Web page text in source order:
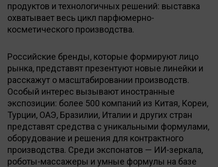
продуктов и технологичных решений: выставка
охватывает весь цикл парфюмерно-
косметического производства.
Российские бренды, которые формируют лицо
рынка, представят презентуют новые линейки и
расскажут о масштабировании производств.
Особый интерес вызывают иностранные
экспозиции: более 500 компаний из Китая, Кореи,
Турции, ОАЭ, Бразилии, Италии и других стран
представят средства с уникальными формулами,
оборудование и решения для контрактного
производства. Среди экспонатов — ИИ-зеркала,
роботы-массажеры и умные формулы на базе